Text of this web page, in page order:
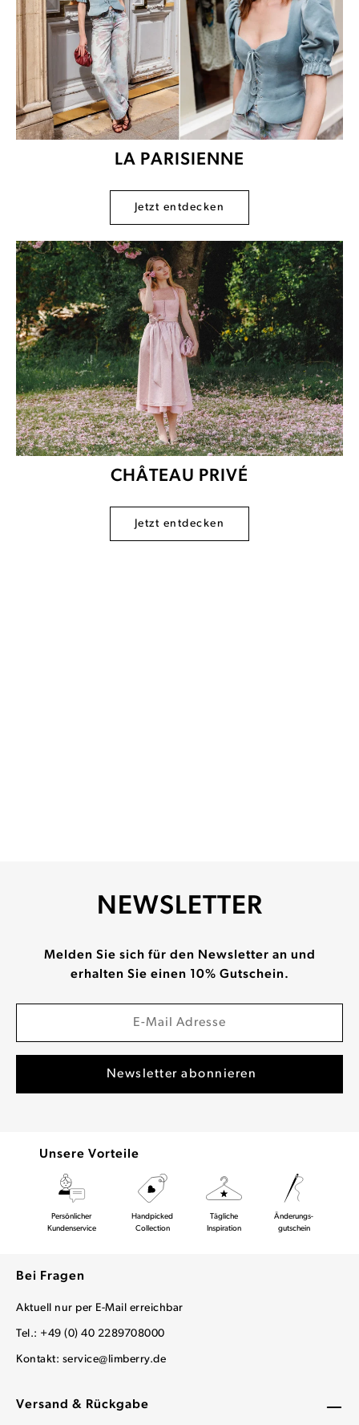
LA PARISIENNE
Jetzt entdecken
CHÂTEAU PRIVÉ
Jetzt entdecken
Versand & Rückgabe
NEWSLETTER
Melden Sie sich für den Newsletter an und
erhalten Sie einen 10% Gutschein.
Unsere Vorteile
Persönlicher
Kundenservice
Handpicked
Collection
Tägliche
Inspiration
Änderungs-
gutschein
Bei Fragen
Aktuell nur per E-Mail erreichbar
Tel.: +49 (0) 40 2289708000
Kontakt: service@limberry.de